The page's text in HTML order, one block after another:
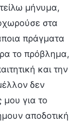
μήνυμα,
στα
πράγματα
το πρόβλημα,
και την
δεν
μου για το
αποδοτική